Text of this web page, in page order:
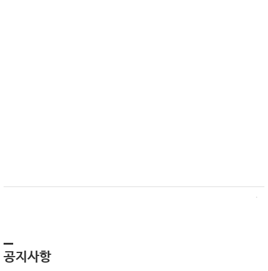
공지사항